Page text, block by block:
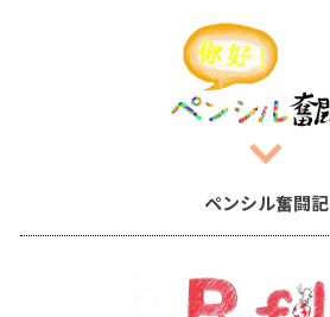
ペンシル奮闘記